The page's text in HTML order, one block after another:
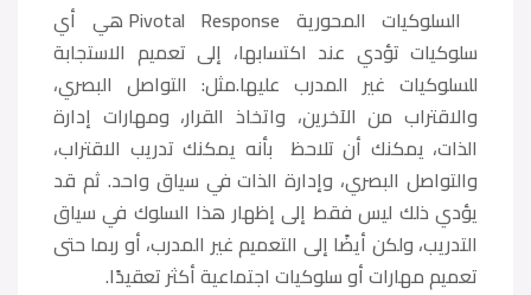
السلوكيات المحورية Pivotal Response هي أي
سلوكيات تؤدي عند اكتسابها، إلى تعميم الاستجابة
للسلوكيات غير المدرب عليها.مثل: التواصل البصري،
والاقتراب من الآخرين، واتخاذ القرار، ومهارات إدارة
الذات، يمكنك أن تلاحظ بأنه يمكنك تدريب الاقتراب،
والتواصل البصري، وإدارة الذات في سياق واحد. ثم قد
يؤدي ذلك ليس فقط إلى إظهار هذا السلوك في سياق
التدريب، ولكن أيضًا إلى التعميم غير المدرب، أو ربما حتى
تعميم مهارات أو سلوكيات اجتماعية أكثر تعقيدًا.